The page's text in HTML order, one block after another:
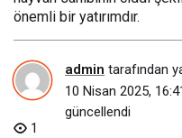
önemli bir yatırımdır.
admin tarafından
10 Nisan 2025,
güncellendi
1